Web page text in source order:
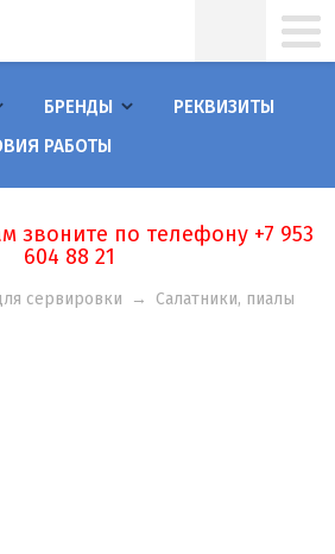
БРЕНДЫ
РЕКВИЗИТЫ
РАБОТЫ
звоните по телефону +7 953
604 88 21
сервировки →
Салатники, пиалы